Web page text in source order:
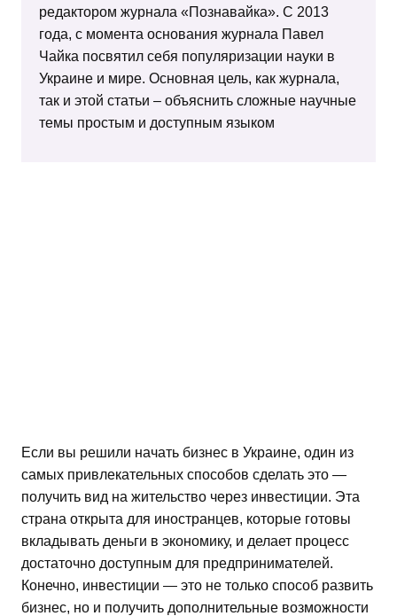
редактором журнала «Познавайка». С 2013
года, с момента основания журнала Павел
Чайка посвятил себя популяризации науки в
Украине и мире. Основная цель, как журнала,
так и этой статьи – объяснить сложные научные
темы простым и доступным языком
Если вы решили начать бизнес в Украине, один из
самых привлекательных способов сделать это —
получить вид на жительство через инвестиции. Эта
страна открыта для иностранцев, которые готовы
вкладывать деньги в экономику, и делает процесс
достаточно доступным для предпринимателей.
Конечно, инвестиции — это не только способ развить
бизнес, но и получить дополнительные возможности